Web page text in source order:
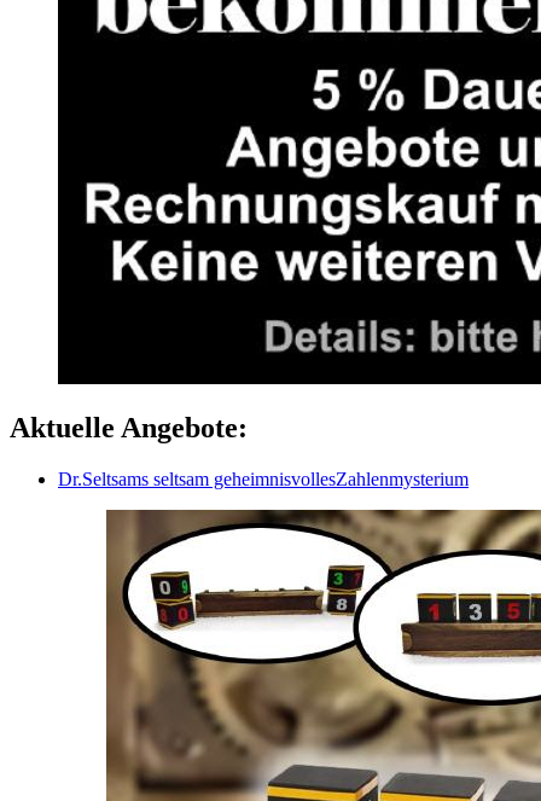
Aktuelle Angebote:
Dr.Seltsams seltsam geheimnisvollesZahlenmysterium